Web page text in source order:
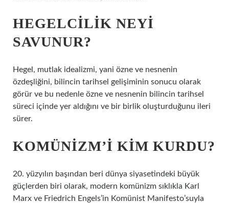
HEGELCILIK NEYI
SAVUNUR?
Hegel, mutlak idealizmi, yani özne ve nesnenin
özdeşliğini, bilincin tarihsel gelişiminin sonucu olarak
görür ve bu nedenle özne ve nesnenin bilincin tarihsel
süreci içinde yer aldığını ve bir birlik oluşturduğunu ileri
sürer.
KOMÜNIZM’I KIM KURDU?
20. yüzyılın başından beri dünya siyasetindeki büyük
güçlerden biri olarak, modern komünizm sıklıkla Karl
Marx ve Friedrich Engels’in Komünist Manifesto’suyla